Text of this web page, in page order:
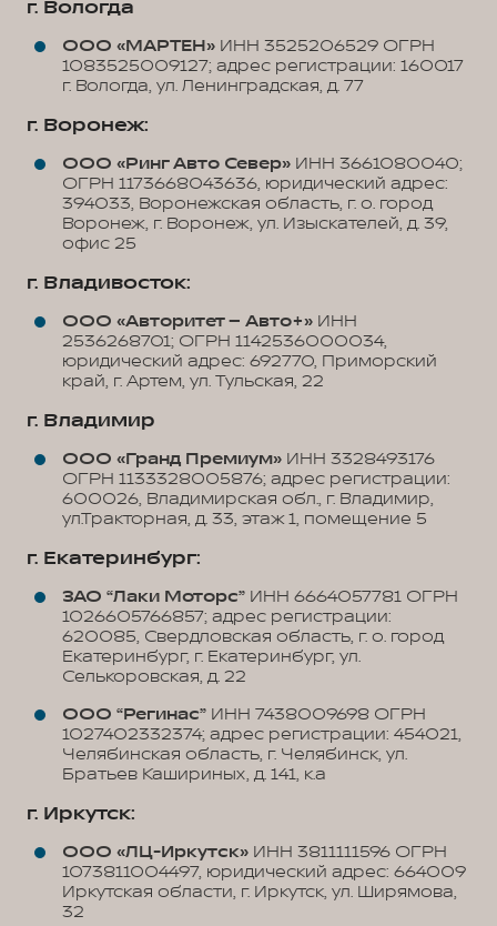
г. Вологда
ООО «МАРТЕН» ИНН 3525206529 ОГРН
1083525009127; адрес регистрации: 160017
г. Вологда, ул. Ленинградская, д. 77
г. Воронеж:
ООО «Ринг Авто Север» ИНН 3661080040;
ОГРН 1173668043636, юридический адрес:
394033, Воронежская область, г. о. город
Воронеж, г. Воронеж, ул. Изыскателей, д. 39,
офис 25
г. Владивосток:
ООО «Авторитет – Авто+» ИНН
2536268701; ОГРН 1142536000034,
юридический адрес: 692770, Приморский
край, г. Артем, ул. Тульская, 22
г. Владимир
ООО «Гранд Премиум» ИНН 3328493176
ОГРН 1133328005876; адрес регистрации:
600026, Владимирская обл., г. Владимир,
ул.Тракторная, д. 33, этаж 1, помещение 5
г. Екатеринбург:
ЗАО “Лаки Моторс” ИНН 6664057781 ОГРН
1026605766857; адрес регистрации:
620085, Свердловская область, г. о. город
Екатеринбург, г. Екатеринбург, ул.
Селькоровская, д. 22
ООО “Регинас” ИНН 7438009698 ОГРН
1027402332374; адрес регистрации: 454021,
Челябинская область, г. Челябинск, ул.
Братьев Кашириных, д. 141, к.а
г. Иркутск:
ООО «ЛЦ-Иркутск» ИНН 3811111596 ОГРН
1073811004497, юридический адрес: 664009
Иркутская области, г. Иркутск, ул. Ширямова,
32